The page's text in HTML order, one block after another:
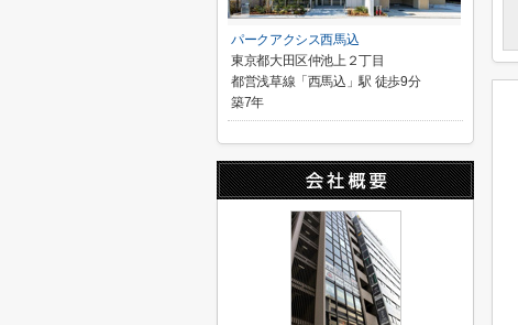
パークアクシス西馬込
東京都大田区仲池上２丁目
都営浅草線「西馬込」駅 徒歩9分
築7年